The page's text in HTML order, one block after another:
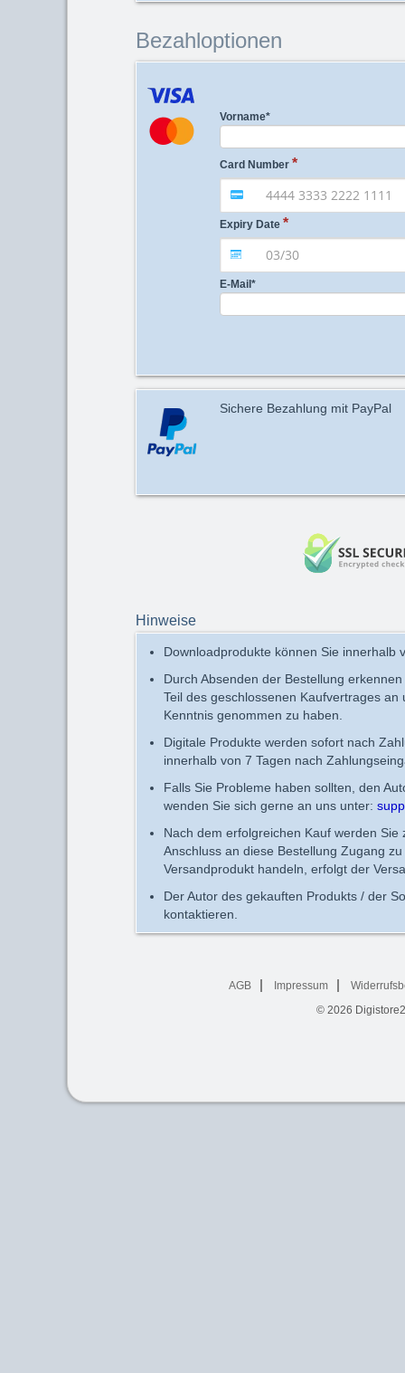
Bezahloptionen
Vorname*
Card Number
Expiry Date
E-Mail*
Sichere Bezahlung mit PayPal
Hinweise
Downloadprodukte können Sie
Durch Absenden der Bestellung
Teil des geschlossenen Kaufvertrages
Kenntnis genommen zu haben.
Digitale Produkte werden sofort nach
innerhalb von 7 Tagen nach
Falls Sie Probleme haben sollten, den
wenden Sie sich gerne an uns unter:
Nach dem erfolgreichen Kauf werden
Anschluss an diese Bestellung Zugang
Versandprodukt handeln, erfolgt der
Der Autor des gekauften Produkts / der
kontaktieren.
AGB Impressum
© 2026